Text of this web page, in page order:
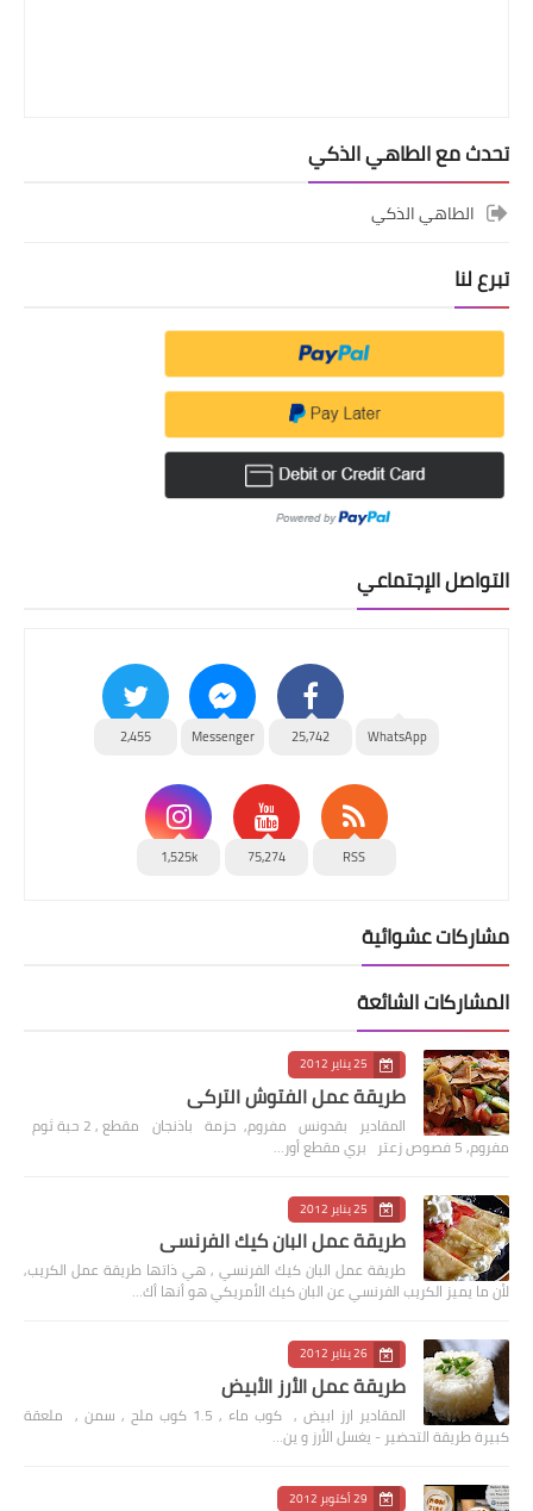
تحدث مع الطاهي الذكي
الطاهي الذكي
تبرع لنا
التواصل الإجتماعي
WhatsApp
25,742
Messenger
2,455
RSS
75,274
1,525k
مشاركات عشوائية
المشاركات الشائعة
25 يناير 2012
طريقة عمل الفتوش التركي
المقادير بقدونس مفروم, حزمة باذنجان مقطع , 2 حبة ثوم
مفروم, 5 فصوص زعتر بري مقطع أور…
25 يناير 2012
طريقة عمل البان كيك الفرنسي
طريقة عمل البان كيك الفرنسي , هي ذاتها طريقة عمل الكريب,
لأن ما يميز الكريب الفرنسي عن البان كيك الأمريكي هو أنها أك…
26 يناير 2012
طريقة عمل الأرز الأبيض
المقادير ارز ابيض , كوب ماء , 1.5 كوب ملح , سمن , ملعقة
كبيرة طريقة التحضير - يغسل الأرز و ين…
29 أكتوبر 2012